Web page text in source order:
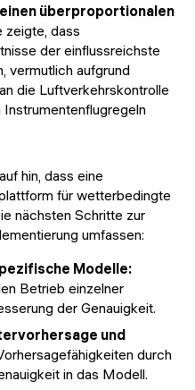
überproportionalen
zeigte, dass
der einflussreichste
vermutlich aufgrund
die Luftverkehrskontrolle
hin, dass eine
für wetterbedingte
nächsten Schritte zur
umfassen:
Modelle:
Betrieb einzelner
der Genauigkeit.
und
durch
in das Modell.